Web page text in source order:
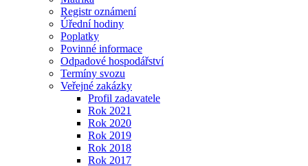
Registr oznámení
Úřední hodiny
Poplatky
Povinné informace
Odpadové hospodářství
Termíny svozu
Veřejné zakázky
Profil zadavatele
Rok 2021
Rok 2020
Rok 2019
Rok 2018
Rok 2017